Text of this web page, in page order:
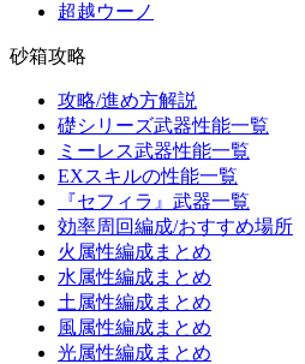
超越ウーノ
砂箱攻略
攻略/進め方解説
礎シリーズ武器性能一覧
ミーレス武器性能一覧
EXスキルの性能一覧
『セフィラ』武器一覧
効率周回編成/おすすめ場所
火属性編成まとめ
水属性編成まとめ
土属性編成まとめ
風属性編成まとめ
光属性編成まとめ